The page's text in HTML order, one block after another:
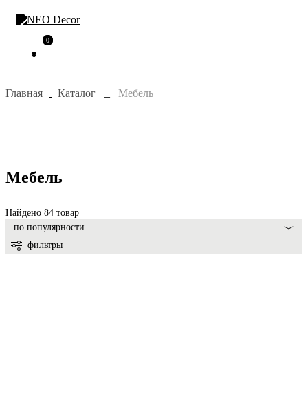
0
0
Главная Каталог Мебель
Мебель
Найдено 84 товар
по популярности
фильтры